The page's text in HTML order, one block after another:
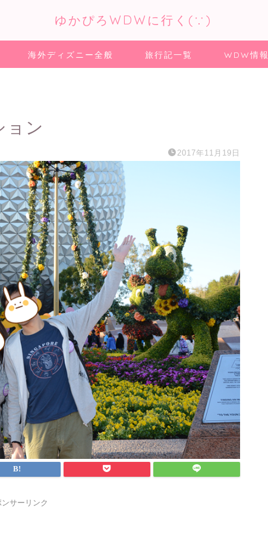
ゆかぴろWDWに行く(∵)
海外ディズニー全般 旅行記一覧 WDW情報
ョン
2017年11月19日
サーリンク